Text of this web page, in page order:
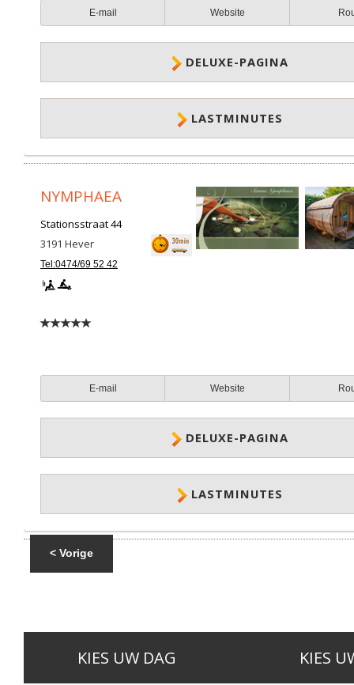
E-mail Website
DELUXE-PAGINA
LASTMINUTES
NYMPHAEA
Stationsstraat 44
3191 Hever
Tel:0474/69 52 42
E-mail Website
DELUXE-PAGINA
LASTMINUTES
< Vorige
KIES UW DAG KIES